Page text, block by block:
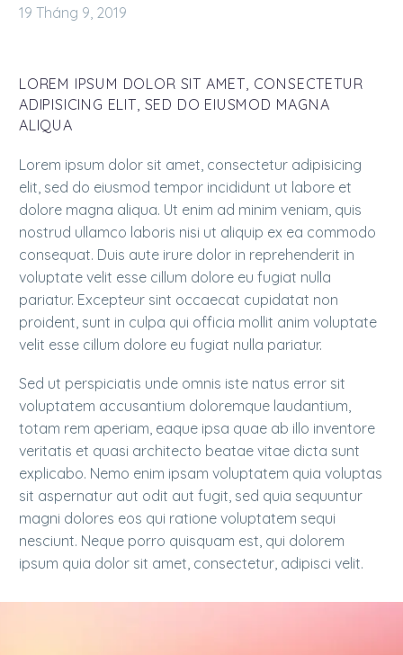
19 Tháng 9, 2019
LOREM IPSUM DOLOR SIT AMET, CONSECTETUR
ADIPISICING ELIT, SED DO EIUSMOD MAGNA
ALIQUA
Lorem ipsum dolor sit amet, consectetur adipisicing
elit, sed do eiusmod tempor incididunt ut labore et
dolore magna aliqua. Ut enim ad minim veniam, quis
nostrud ullamco laboris nisi ut aliquip ex ea commodo
consequat. Duis aute irure dolor in reprehenderit in
voluptate velit esse cillum dolore eu fugiat nulla
pariatur. Excepteur sint occaecat cupidatat non
proident, sunt in culpa qui officia mollit anim voluptate
velit esse cillum dolore eu fugiat nulla pariatur.
Sed ut perspiciatis unde omnis iste natus error sit
voluptatem accusantium doloremque laudantium,
totam rem aperiam, eaque ipsa quae ab illo inventore
veritatis et quasi architecto beatae vitae dicta sunt
explicabo. Nemo enim ipsam voluptatem quia voluptas
sit aspernatur aut odit aut fugit, sed quia sequuntur
magni dolores eos qui ratione voluptatem sequi
nesciunt. Neque porro quisquam est, qui dolorem
ipsum quia dolor sit amet, consectetur, adipisci velit.